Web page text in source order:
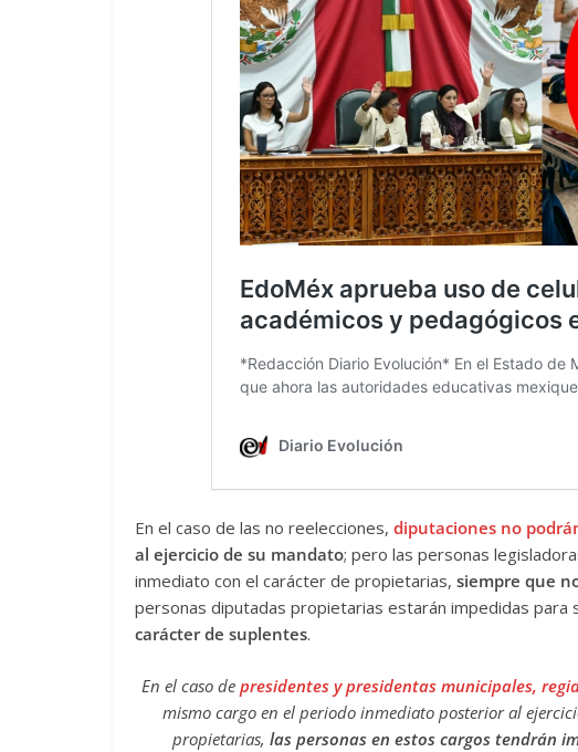
En el caso de las no reelecciones, diputaciones no
al ejercicio de su mandato; pero las personas
inmediato con el carácter de propietarias, siempre que
personas diputadas propietarias estarán impedidas para
carácter de suplentes.
En el caso de presidentes y presidentas municipales,
mismo cargo en el periodo inmediato posterior al
propietarias,las personas en estos cargos tendrán